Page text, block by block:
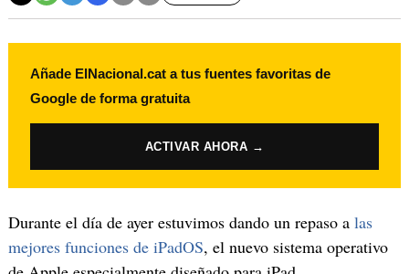
Añade ElNacional.cat a tus fuentes favoritas de
Google de forma gratuita
ACTIVAR AHORA →
Durante el día de ayer estuvimos dando un repaso a las
mejores funciones de iPadOS, el nuevo sistema operativo